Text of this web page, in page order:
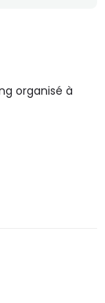
organisé à